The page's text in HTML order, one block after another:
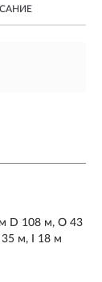
D 108 м, O 43
м, I 18 м